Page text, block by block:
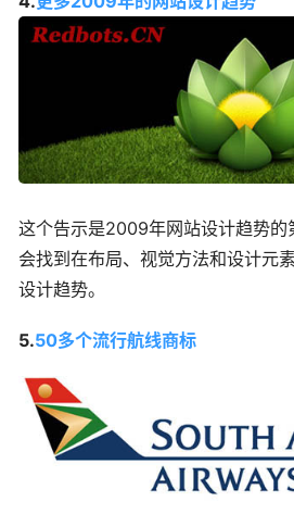
这个告示是2009年网站设计趋势的
会找到在布局、视觉方法和设计元
设计趋势。
5.50多个流行航线商标